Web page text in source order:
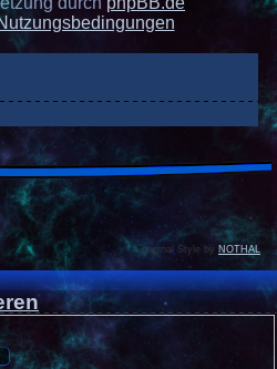
original Style by NOTHAL